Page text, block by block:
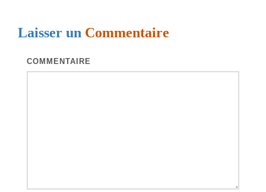
t
Laisser un Commentaire
COMMENTAIRE